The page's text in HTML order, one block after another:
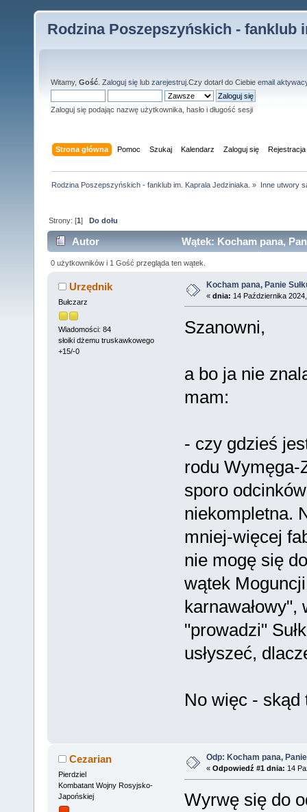
Rodzina Poszepszyńskich - fanklub
Witamy, Gość Zaloguj się lub zarejestruj .Czy dotarł do Ciebie email
Zaloguj się podając nazwę użytkownika, hasło i długość sesji
Strona główna Pomoc Szukaj Kalendarz Zaloguj się Rejestracja
Rodzina Poszepszyńskich - fanklub im. Kaprala Jedziniaka. » Inne utwory
Strony: [1]Do dołu
Autor Wątek: Kocham pana,
0 użytkowników i 1 Gość przegląda ten wątek.
Urzędnik
Bułczarz
Wiadomości: 84
słoiki dżemu truskawkowego
+15/-0
Kocham pana, Panie
« dnia: 14 Października
Szanowni,
a bo ja nie
mam:
- czy gdzieś
rodu Wymęga-
sporo
niekompletna.
mniej-więcej
nie mogę się
wątek
"prowadzi"
usłyszeć,
No więc - skąd
Cezarian
Pierdziel
Kombatant Wojny Rosyjsko-
Japońskiej
Odp: Kocham pana, Panie
« Odpowiedź #1 dnia: 14
Wyrwę się do